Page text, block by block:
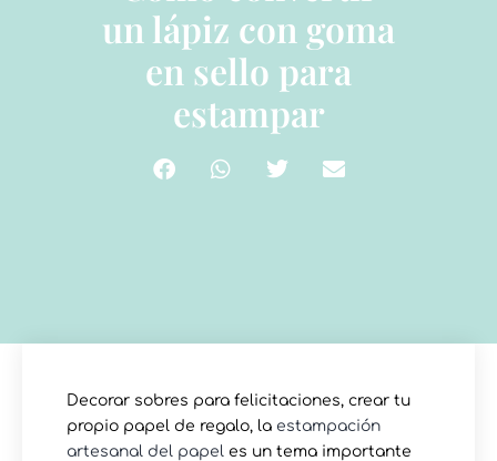
un lápiz con goma
en sello para
estampar
Decorar sobres para felicitaciones, crear tu
propio papel de regalo, la estampación
artesanal del papel es un tema importante